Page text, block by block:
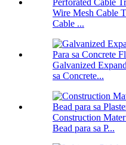
Wire Mesh Cable
Cable ...
Galvanized
sa Concrete...
Construction
Bead para sa P...